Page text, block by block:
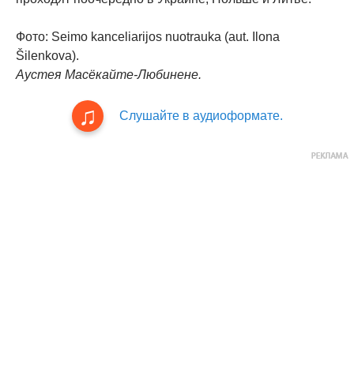
Фото: Seimo kanceliarijos nuotrauka (aut. Ilona
Šilenkova).
Аустея Масёкайте-Любинене.
Слушайте в аудиоформате.